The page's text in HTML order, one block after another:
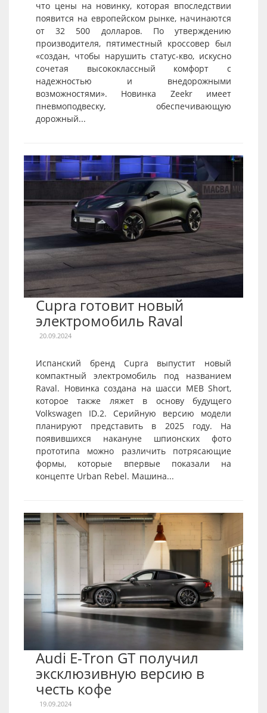
что цены на новинку, которая впоследствии
появится на европейском рынке, начинаются
от 32 500 долларов. По утверждению
производителя, пятиместный кроссовер был
«создан, чтобы нарушить статус-кво, искусно
сочетая высококлассный комфорт с
надежностью и внедорожными
возможностями». Новинка Zeekr имеет
пневмоподвеску, обеспечивающую
дорожный...
Cupra готовит новый
электромобиль Raval
20.09.2024
Испанский бренд Cupra выпустит новый
компактный электромобиль под названием
Raval. Новинка создана на шасси MEB Short,
которое также ляжет в основу будущего
Volkswagen ID.2. Серийную версию модели
планируют представить в 2025 году. На
появившихся накануне шпионских фото
прототипа можно различить потрясающие
формы, которые впервые показали на
концепте Urban Rebel. Машина...
Audi E-Tron GT получил
эксклюзивную версию в
честь кофе
19.09.2024